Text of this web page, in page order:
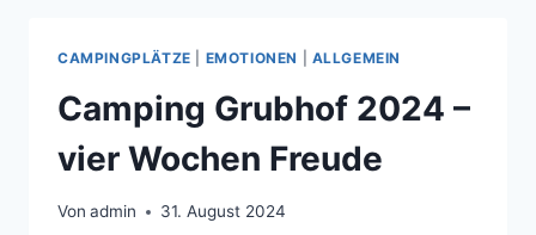
MUFONTOUR
CAMPINGPLÄTZE EMOTIONEN ALLGEMEIN
Camping Grubhof 2024 –
vier Wochen Freude
Von admin 31. August 2024